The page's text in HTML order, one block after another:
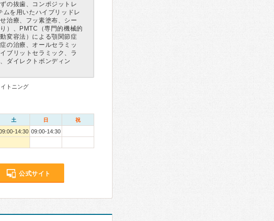
の抜歯、コンポジットレ
を用いたハイブリッドレ
治療、フッ素塗布、シー
）、PMTC（専門的機械的
変容法）による顎関節症
の治療、オールセラミッ
ブリットセラミック、ラ
ダイレクトボンディン
トニング
土 日 祝
14:30 09:00-14:30
公式サイト